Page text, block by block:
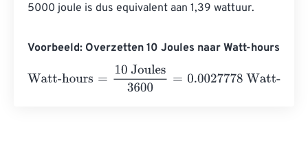
5000 joule is dus equivalent aan 1,39 wattuur.
Voorbeeld: Overzetten 10 Joules naar Watt-hours
Watt-hours
10 Joules3600= 0.0027778 Watt-hours